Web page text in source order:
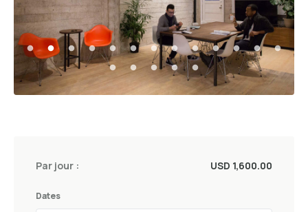
Par jour : USD 1,600.00
Dates